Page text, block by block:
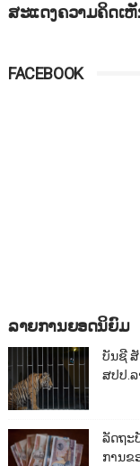
ສະແດງຄວາມຄິດເ
FACEBOOK
ລາຍການຍອດນິຍົມ
ບັນຊີ
ສປປ.ລ
ລັດຖະ
ການຂ